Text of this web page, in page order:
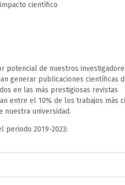
científico
potencial de nuestros
generar publicaciones científicas
en las más prestigiosas revistas
entre el 10% de los trabajos más
nuestra universidad.
periodo 2019-2023: